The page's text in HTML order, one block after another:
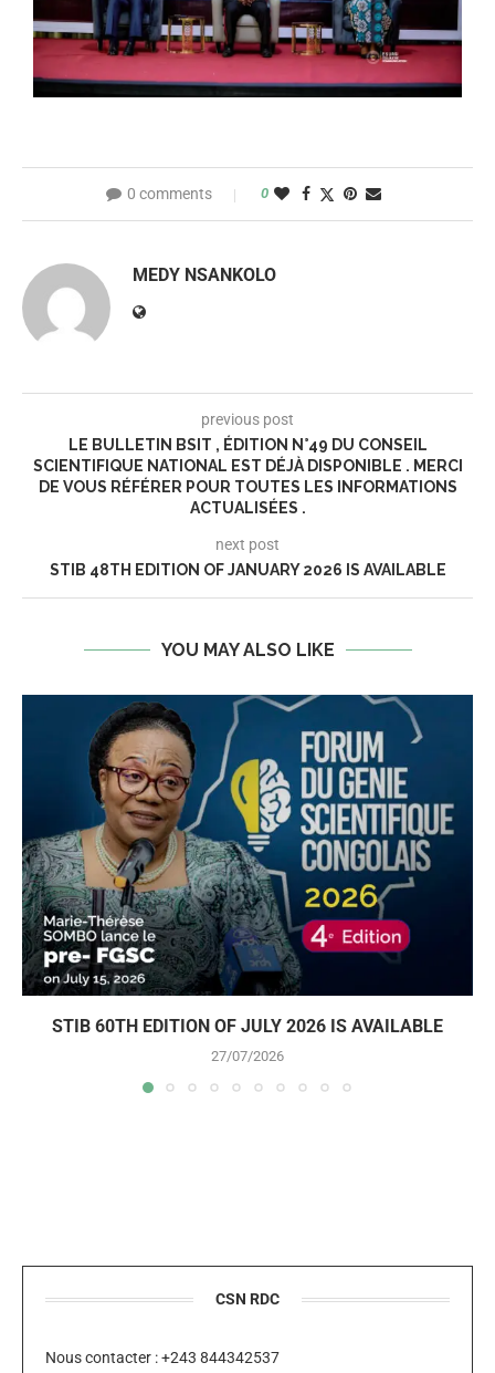
0 comments 0
MEDY NSANKOLO
previous post
LE BULLETIN BSIT , ÉDITION N°49 DU CONSEIL
SCIENTIFIQUE NATIONAL EST DÉJÀ DISPONIBLE . MERCI
DE VOUS RÉFÉRER POUR TOUTES LES INFORMATIONS
ACTUALISÉES .
next post
STIB 48TH EDITION OF JANUARY 2026 IS AVAILABLE
YOU MAY ALSO LIKE
STIB 60TH EDITION OF JULY 2026 IS AVAILABLE
27/07/2026
CSN RDC
Nous contacter : +243 844342537